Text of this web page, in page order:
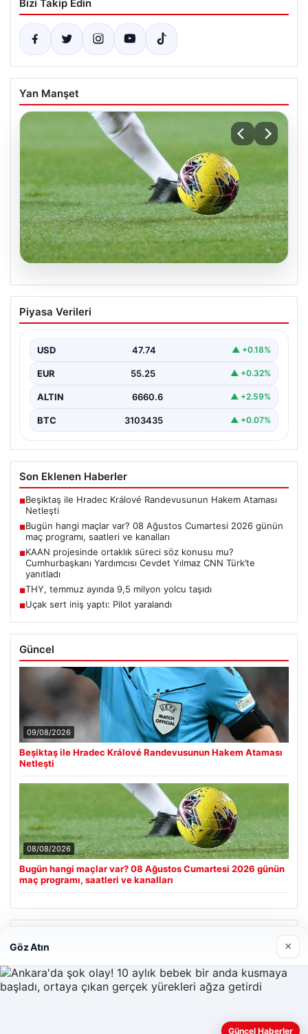
Bizi Takip Edin
Yan Manşet
Bugün hangi maçlar var? 08 Ağustos
Cumartesi 2026 günün maç programı,
Piyasa Verileri
USD 47.74 ▲ +0.18%
EUR 55.25 ▲ +0.32%
ALTIN 6660.6 ▲ +2.59%
BTC 3103435 ▲ +0.07%
Son Eklenen Haberler
■Beşiktaş ile Hradec Králové Randevusunun Hakem Ataması
Netleşti
■Bugün hangi maçlar var? 08 Ağustos Cumartesi 2026 günün
maç programı, saatleri ve kanalları
■KAAN projesinde ortaklık süreci söz konusu mu?
Cumhurbaşkanı Yardımcısı Cevdet Yılmaz CNN Türk’te
yanıtladı
■THY, temmuz ayında 9,5 milyon yolcu taşıdı
■Uçak sert iniş yaptı: Pilot yaralandı
Güncel
09/08/2026
Beşiktaş ile Hradec Králové Randevusunun Hakem Ataması
Netleşti
08/08/2026
Bugün hangi maçlar var? 08 Ağustos Cumartesi 2026 günün
maç programı, saatleri ve kanalları
Göz Atın ×
Güncel Haberler